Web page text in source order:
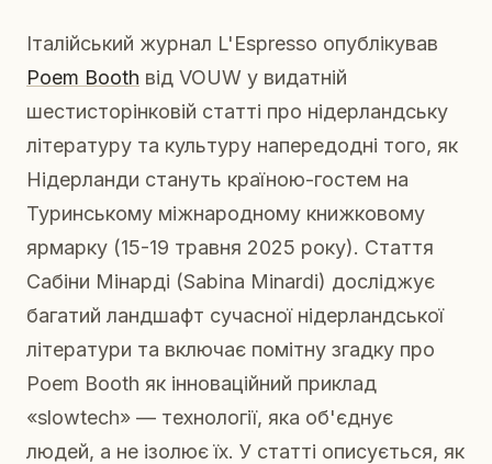
Італійський журнал L'Espresso опублікував
Poem Booth від VOUW у видатній
шестисторінковій статті про нідерландську
літературу та культуру напередодні того, як
Нідерланди стануть країною-гостем на
Туринському міжнародному книжковому
ярмарку (15-19 травня 2025 року). Стаття
Сабіни Мінарді (Sabina Minardi) досліджує
багатий ландшафт сучасної нідерландської
літератури та включає помітну згадку про
Poem Booth як інноваційний приклад
«slowtech» — технології, яка об'єднує
людей, а не ізолює їх. У статті описується, як